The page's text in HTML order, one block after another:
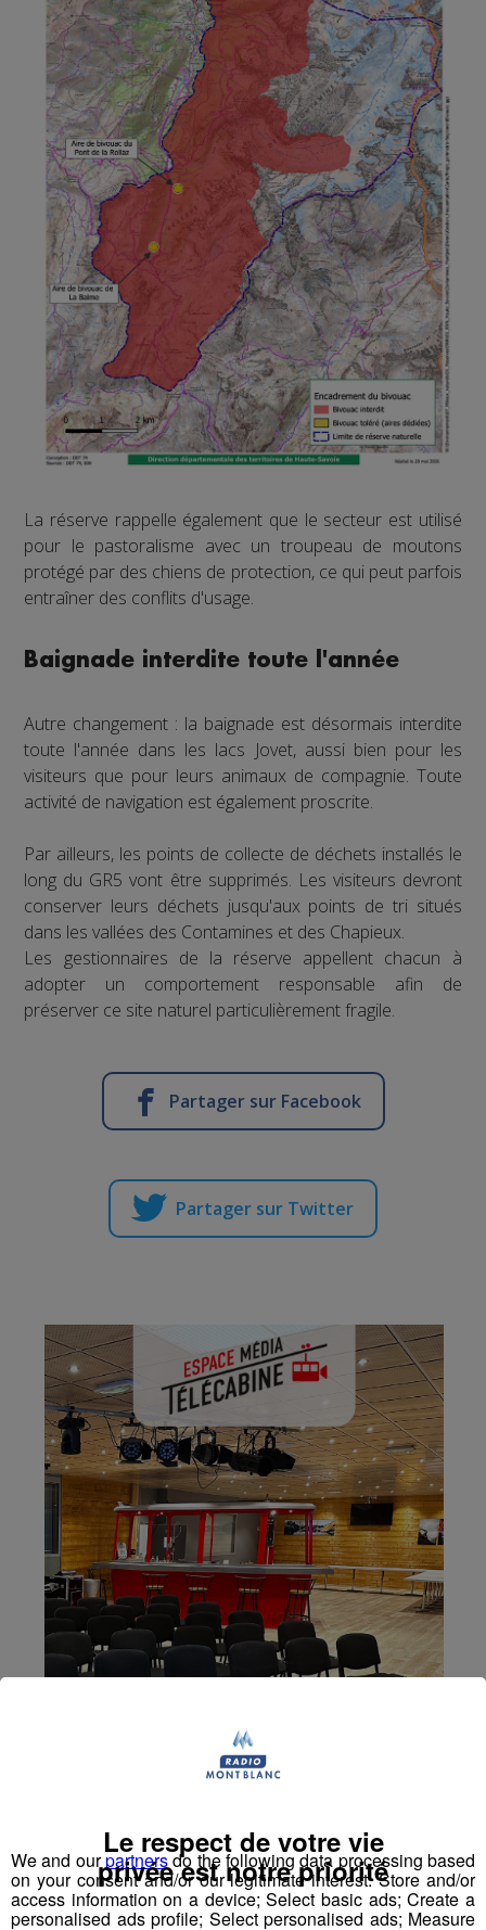
La réserve rappelle également que le secteur est utilisé
pour le pastoralisme avec un troupeau de moutons
protégé par des chiens de protection, ce qui peut parfois
entraîner des conflits d'usage.
Baignade interdite toute l'année
Autre changement : la baignade est désormais interdite
toute l'année dans les lacs Jovet, aussi bien pour les
visiteurs que pour leurs animaux de compagnie. Toute
activité de navigation est également proscrite.
Par ailleurs, les points de collecte de déchets installés le
long du GR5 vont être supprimés. Les visiteurs devront
conserver leurs déchets jusqu'aux points de tri situés
dans les vallées des Contamines et des Chapieux.
Les gestionnaires de la réserve appellent chacun à
adopter un comportement responsable afin de
préserver ce site naturel particulièrement fragile.
Partager sur Facebook
Partager sur Twitter
We and ourpartnersdo the following data processing based
on your consent and/or our legitimate interest: Store and/or
access information on a device; Select basic ads; Create a
personalised ads profile; Select personalised ads; Measure
Le respect de votre vie
privée est notre priorité